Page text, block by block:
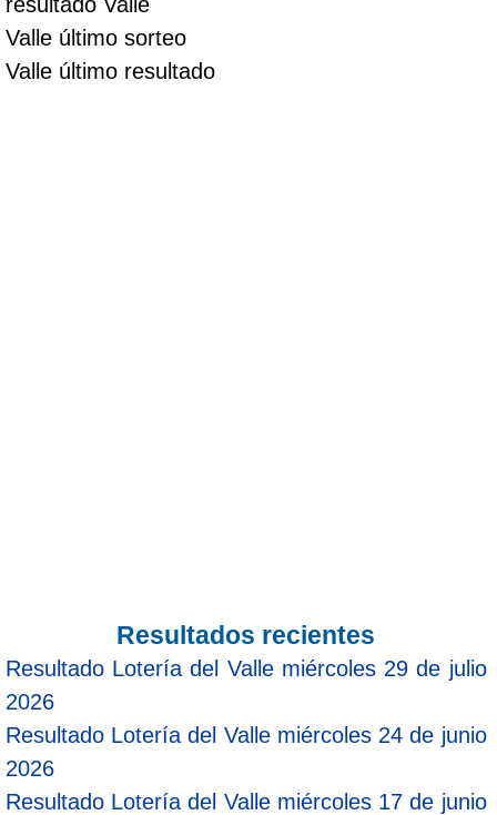
Valle último sorteo
Valle último resultado
Resultados recientes
Resultado Lotería del Valle miércoles 29 de julio
2026
Resultado Lotería del Valle miércoles 24 de junio
2026
Resultado Lotería del Valle miércoles 17 de junio